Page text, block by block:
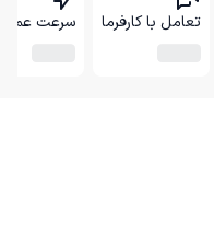
تعامل با کارفرما سرعت عمل